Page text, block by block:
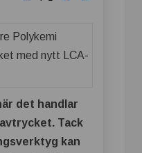
det handlar
Tack
kan